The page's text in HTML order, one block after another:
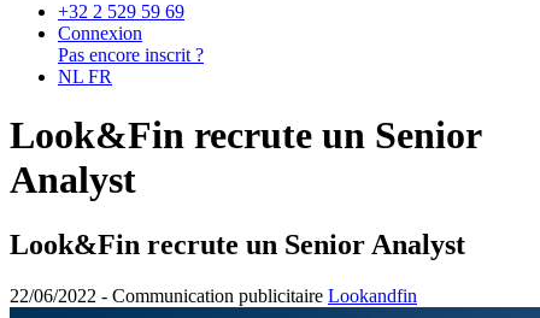
+32 2 529 59 69
Connexion
Pas encore inscrit ?
NL FR
Look&Fin recrute un Senior
Analyst
Look&Fin recrute un Senior Analyst
22/06/2022 - Communication publicitaire Lookandfin